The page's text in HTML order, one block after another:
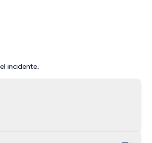
incidente.